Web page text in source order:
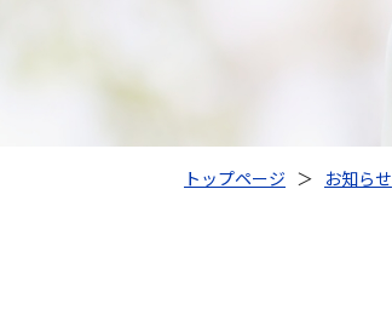
トップページ ＞ お知らせ